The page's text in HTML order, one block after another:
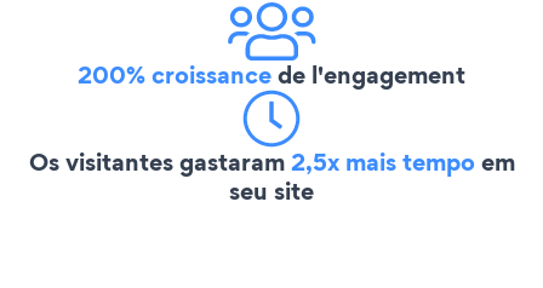
200% croissancede l'engagement
Os visitantes gastaram2,5x mais tempoem
seu site